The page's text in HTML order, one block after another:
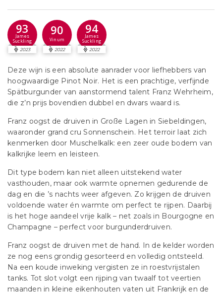
93
James
Suckling
2023
90
Vinum
2022
94
James
Suckling
2022
Deze wijn is een absolute aanrader voor liefhebbers van
hoogwaardige Pinot Noir. Het is een prachtige, verfijnde
Spätburgunder van aanstormend talent Franz Wehrheim,
die z’n prijs bovendien dubbel en dwars waard is.
Franz oogst de druiven in Große Lagen in Siebeldingen,
waaronder grand cru Sonnenschein. Het terroir laat zich
kenmerken door Muschelkalk: een zeer oude bodem van
kalkrijke leem en leisteen.
Dit type bodem kan niet alleen uitstekend water
vasthouden, maar ook warmte opnemen gedurende de
dag en die ’s nachts weer afgeven. Zo krijgen de druiven
voldoende water én warmte om perfect te rijpen. Daarbij
is het hoge aandeel vrije kalk – net zoals in Bourgogne en
Champagne – perfect voor burgunderdruiven.
Franz oogst de druiven met de hand. In de kelder worden
ze nog eens grondig gesorteerd en volledig ontsteeld.
Na een koude inweking vergisten ze in roestvrijstalen
tanks. Tot slot volgt een rijping van twaalf tot veertien
maanden in kleine eikenhouten vaten uit Frankrijk en de